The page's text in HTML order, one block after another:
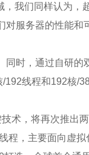
我们同样认为
服务器的性能
时，通过自研的
线程和192核/
术，将再次推出
，主要面向虚拟